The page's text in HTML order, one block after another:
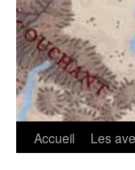
Accueil Les